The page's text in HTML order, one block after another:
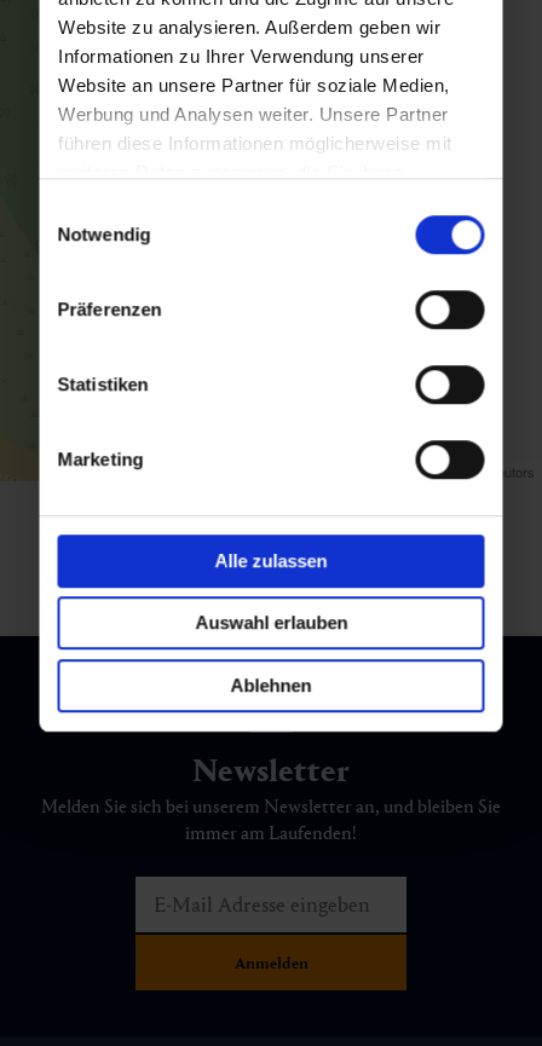
Website zu analysieren. Außerdem geben wir
Informationen zu Ihrer Verwendung unserer
Website an unsere Partner für soziale Medien,
Werbung und Analysen weiter. Unsere Partner
führen diese Informationen möglicherweise mit
Nutzung der Dienste gesammelt haben.
Notwendig
Präferenzen
Statistiken
Marketing
Alle zulassen
Auswahl erlauben
Ablehnen
OpenStreetMap contributors
Zurück zur Übersicht
Newsletter
Melden Sie sich bei unserem Newsletter an, und bleiben Sie
immer am Laufenden!